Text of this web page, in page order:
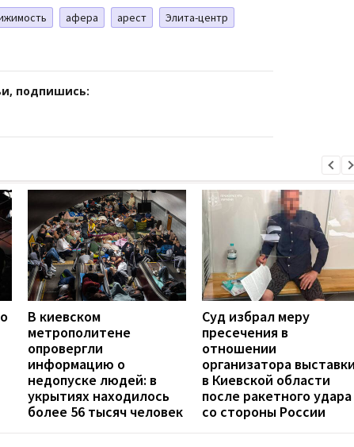
афера арест
Элита-центр
подпишись:
В киевском
метрополитене
опровергли
информацию о
недопуске людей: в
укрытиях находилось
более 56 тысяч человек
Суд избрал меру
пресечения в
отношении
организатора выставки
в Киевской области
после ракетного удара
со стороны России